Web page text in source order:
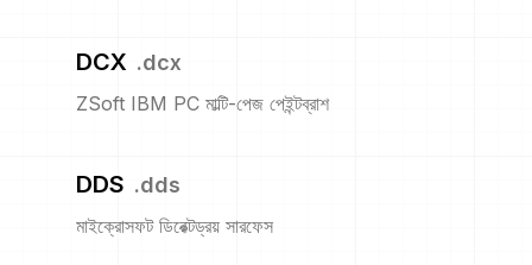
DCX .dcx
ZSoft IBM PC মাল্টি-পেজ পেইন্টব্রাশ
DDS .dds
মাইক্রোসফট ডিরেক্টড্রয় সারফেস